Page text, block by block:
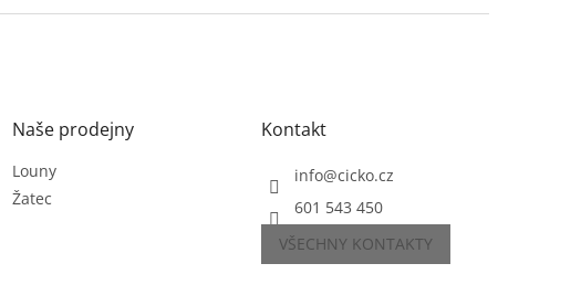
Naše prodejny
Louny
Žatec
Kontakt
info@cicko.cz
601 543 450
VŠECHNY KONTAKTY